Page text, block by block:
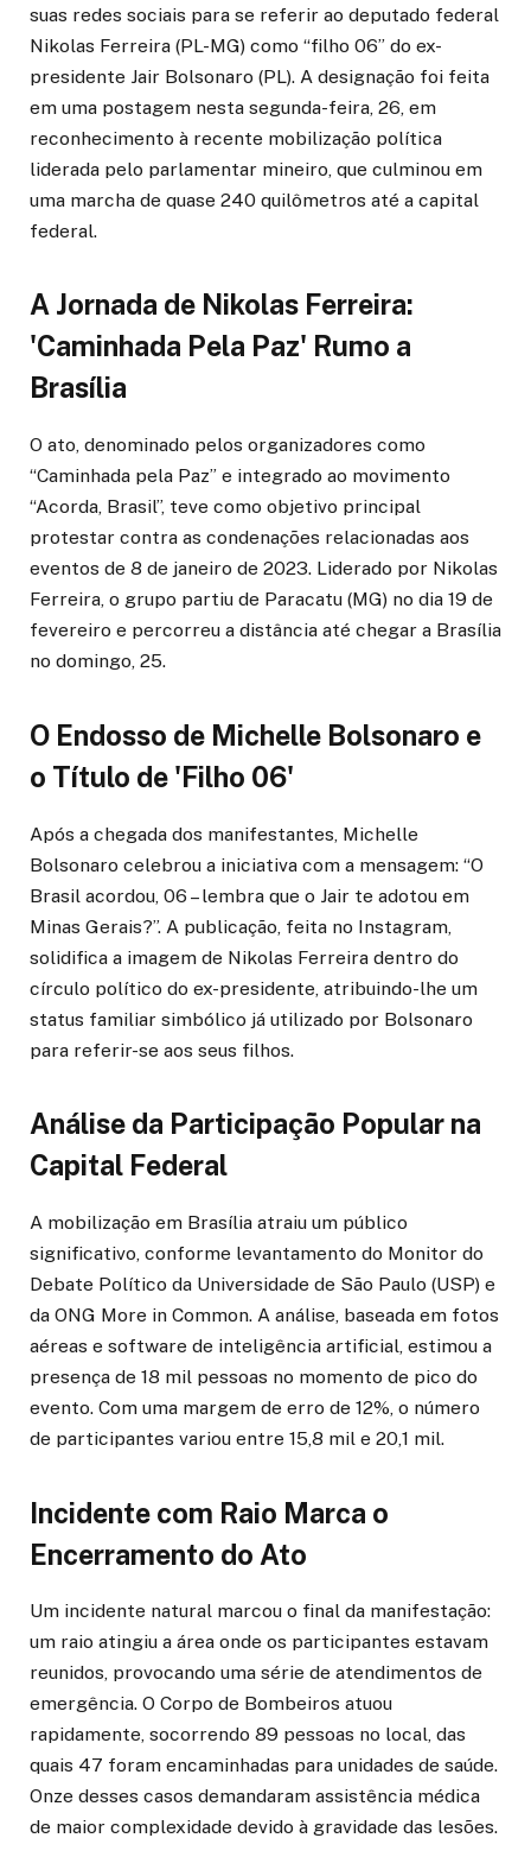
suas redes sociais para se referir ao deputado federal
Nikolas Ferreira (PL-MG) como “filho 06” do ex-
presidente Jair Bolsonaro (PL). A designação foi feita
em uma postagem nesta segunda-feira, 26, em
reconhecimento à recente mobilização política
liderada pelo parlamentar mineiro, que culminou em
uma marcha de quase 240 quilômetros até a capital
federal.
A Jornada de Nikolas Ferreira:
'Caminhada Pela Paz' Rumo a
Brasília
O ato, denominado pelos organizadores como
“Caminhada pela Paz” e integrado ao movimento
“Acorda, Brasil”, teve como objetivo principal
protestar contra as condenações relacionadas aos
eventos de 8 de janeiro de 2023. Liderado por Nikolas
Ferreira, o grupo partiu de Paracatu (MG) no dia 19 de
fevereiro e percorreu a distância até chegar a Brasília
no domingo, 25.
O Endosso de Michelle Bolsonaro e
o Título de 'Filho 06'
Após a chegada dos manifestantes, Michelle
Bolsonaro celebrou a iniciativa com a mensagem: “O
Brasil acordou, 06 – lembra que o Jair te adotou em
Minas Gerais?”. A publicação, feita no Instagram,
solidifica a imagem de Nikolas Ferreira dentro do
círculo político do ex-presidente, atribuindo-lhe um
status familiar simbólico já utilizado por Bolsonaro
para referir-se aos seus filhos.
Análise da Participação Popular na
Capital Federal
A mobilização em Brasília atraiu um público
significativo, conforme levantamento do Monitor do
Debate Político da Universidade de São Paulo (USP) e
da ONG More in Common. A análise, baseada em fotos
aéreas e software de inteligência artificial, estimou a
presença de 18 mil pessoas no momento de pico do
evento. Com uma margem de erro de 12%, o número
de participantes variou entre 15,8 mil e 20,1 mil.
Incidente com Raio Marca o
Encerramento do Ato
Um incidente natural marcou o final da manifestação:
um raio atingiu a área onde os participantes estavam
reunidos, provocando uma série de atendimentos de
emergência. O Corpo de Bombeiros atuou
rapidamente, socorrendo 89 pessoas no local, das
quais 47 foram encaminhadas para unidades de saúde.
Onze desses casos demandaram assistência médica
de maior complexidade devido à gravidade das lesões.